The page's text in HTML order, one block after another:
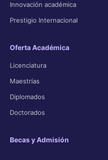
Innovación académica
Prestigio Internacional
Oferta Académica
Licenciatura
Maestrías
Diplomados
Doctorados
Becas y Admisión